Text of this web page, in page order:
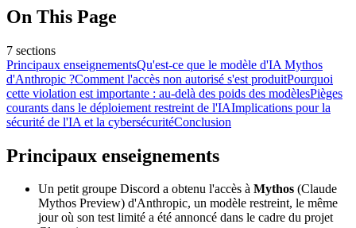
On This Page
7 sections
Principaux enseignementsQu'est-ce que le modèle d'IA Mythos
d'Anthropic ?Comment l'accès non autorisé s'est produitPourquoi
cette violation est importante : au-delà des poids des modèlesPièges
courants dans le déploiement restreint de l'IAImplications pour la
sécurité de l'IA et la cybersécuritéConclusion
Principaux enseignements
Un petit groupe Discord a obtenu l'accès à Mythos (Claude
Mythos Preview) d'Anthropic, un modèle restreint, le même
jour où son test limité a été annoncé dans le cadre du projet